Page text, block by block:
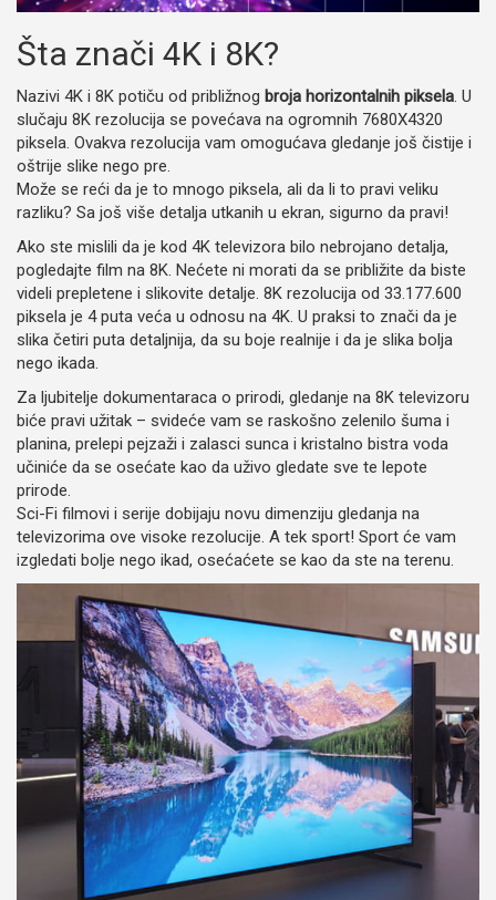
Šta znači 4K i 8K?
Nazivi 4K i 8K potiču od približnog broja horizontalnih piksela. U
slučaju 8K rezolucija se povećava na ogromnih 7680X4320
piksela. Ovakva rezolucija vam omogućava gledanje još čistije i
oštrije slike nego pre.
Može se reći da je to mnogo piksela, ali da li to pravi veliku
razliku? Sa još više detalja utkanih u ekran, sigurno da pravi!
Ako ste mislili da je kod 4K televizora bilo nebrojano detalja,
pogledajte film na 8K. Nećete ni morati da se približite da biste
videli prepletene i slikovite detalje. 8K rezolucija od 33.177.600
piksela je 4 puta veća u odnosu na 4K. U praksi to znači da je
slika četiri puta detaljnija, da su boje realnije i da je slika bolja
nego ikada.
Za ljubitelje dokumentaraca o prirodi, gledanje na 8K televizoru
biće pravi užitak – svideće vam se raskošno zelenilo šuma i
planina, prelepi pejzaži i zalasci sunca i kristalno bistra voda
učiniće da se osećate kao da uživo gledate sve te lepote
prirode.
Sci-Fi filmovi i serije dobijaju novu dimenziju gledanja na
televizorima ove visoke rezolucije. A tek sport! Sport će vam
izgledati bolje nego ikad, osećaćete se kao da ste na terenu.